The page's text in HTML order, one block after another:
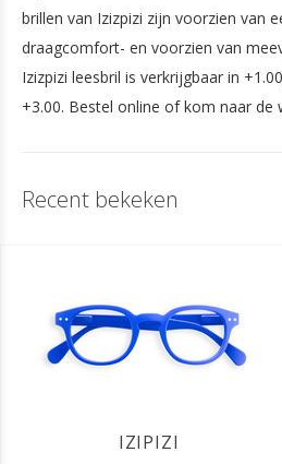
brillen van Izizpizi zijn voorzien van
draagcomfort- en voorzien van
Izizpizi leesbril is verkrijgbaar in
+3.00. Bestel online of kom naar de
Recent bekeken
IZIPIZI